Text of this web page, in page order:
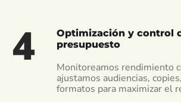
4
Optimización y control
presupuesto
Monitoreamos rendimiento
ajustamos audiencias,
formatos para maximizar el